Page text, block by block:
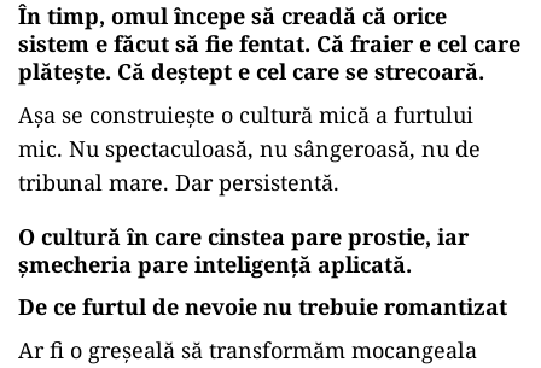
În timp, omul începe să creadă că orice
sistem e făcut să fie fentat. Că fraier e cel care
plătește. Că deștept e cel care se strecoară.
Așa se construiește o cultură mică a furtului
mic. Nu spectaculoasă, nu sângeroasă, nu de
tribunal mare. Dar persistentă.
O cultură în care cinstea pare prostie, iar
șmecheria pare inteligență aplicată.
De ce furtul de nevoie nu trebuie romantizat
Ar fi o greșeală să transformăm mocangeala